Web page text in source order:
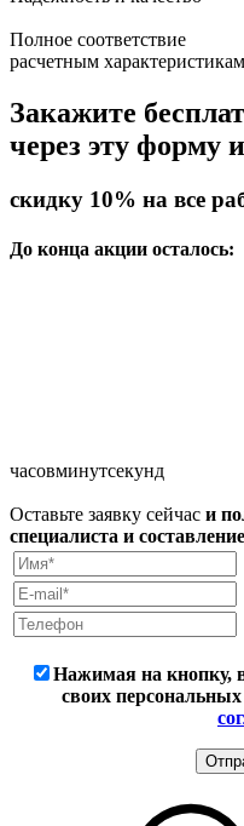
Полное соответствие
расчетным характеристикам
Закажите
через эту форму
скидку 10% на все
До конца акции осталось:
часовминутсекунд
Оставьте заявку сейчас и
специалиста и
Нажимая на кнопку,
своих